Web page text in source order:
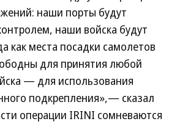
наши порты будут
наши войска будут
как места посадки самолетов
для принятия любой
— для использования
подкрепления»,— сказал
операции IRINI сомневаются